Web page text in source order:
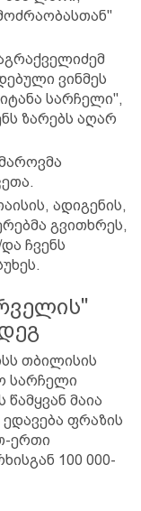
ვინმეს
სარჩელი",
ზარებს აღარ
ადიგენის,
გვითხრეს,
ჩვენს
თბილისის
სარჩელი
მაია
ფრაზის
ერთი
100 000-